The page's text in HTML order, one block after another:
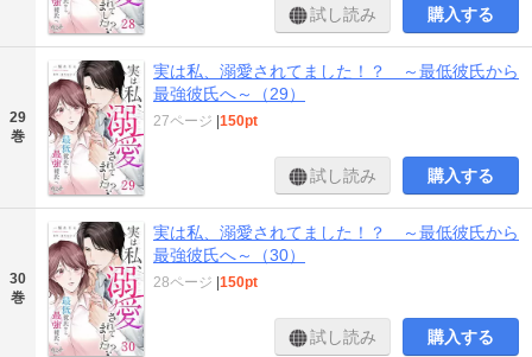
試し読み 購入する
29
巻
実は私、溺愛されてました！？ ～最低彼氏から
最強彼氏へ～（29）
27ページ 150pt
試し読み 購入する
30
巻
実は私、溺愛されてました！？ ～最低彼氏から
最強彼氏へ～（30）
28ページ 150pt
試し読み 購入する